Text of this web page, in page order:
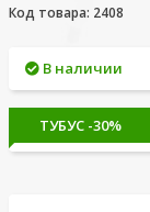
Код товара: 2408
В наличии
ТУБУС -30%